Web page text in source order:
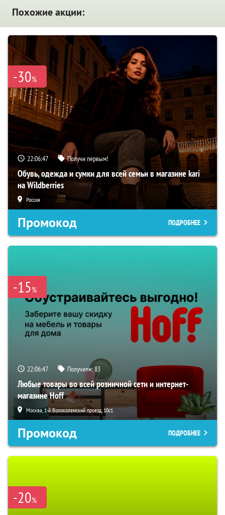
Похожие акции:
-30%
22:06:46 Получи первым!
Обувь, одежда и сумки для всей семьи в магазине kari
на Wildberries
Россия
Промокод ПОДРОБНЕЕ
-15%
22:06:46 Получили:83
Любые товары во всей розничной сети и интернет-
магазине Hoff
Москва, 1-й Волоколамский проезд, 10с1
Промокод ПОДРОБНЕЕ
-20%